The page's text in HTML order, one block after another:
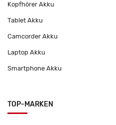
Kopfhörer Akku
Tablet Akku
Camcorder Akku
Laptop Akku
Smartphone Akku
TOP-MARKEN